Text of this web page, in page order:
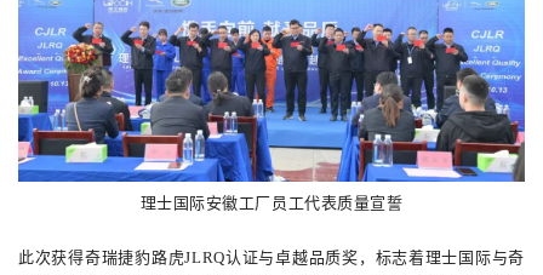
理士国际安徽工厂员工代表质量宣誓
此次获得奇瑞捷豹路虎JLRQ认证与卓越品质奖，标志着理士国际与奇